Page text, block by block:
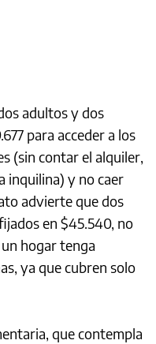
adultos y dos
para acceder a los
(sin contar el alquiler,
inquilina) y no caer
advierte que dos
en $45.540, no
hogar tenga
ya que cubren solo
que contempla